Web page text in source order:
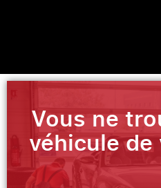
Vous ne
véhicule de